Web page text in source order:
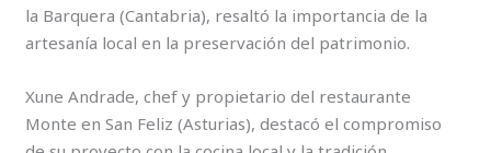
la Barquera (Cantabria), resaltó la importancia de la
artesanía local en la preservación del patrimonio.
Xune Andrade, chef y propietario del restaurante
Monte en San Feliz (Asturias), destacó el compromiso